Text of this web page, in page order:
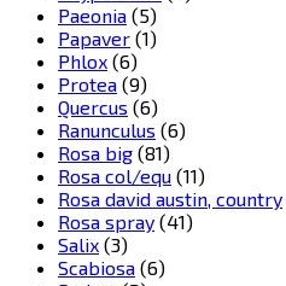
Paeonia (5)
Papaver (1)
Phlox (6)
Protea (9)
Quercus (6)
Ranunculus (6)
Rosa big (81)
Rosa col/equ (11)
Rosa david austin, country
Rosa spray (41)
Salix (3)
Scabiosa (6)